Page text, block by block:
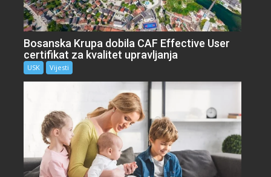
Bosanska Krupa dobila CAF Effective User
certifikat za kvalitet upravljanja
USK Vijesti